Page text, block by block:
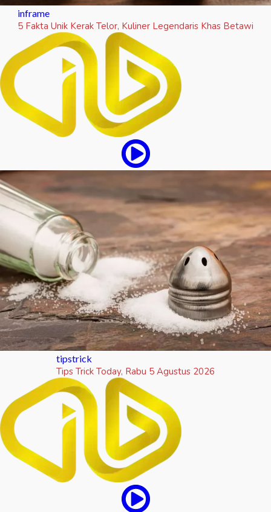
inframe
5 Fakta Unik Kerak Telor, Kuliner Legendaris Khas Betawi
tipstrick
Tips Trick Today, Rabu 5 Agustus 2026